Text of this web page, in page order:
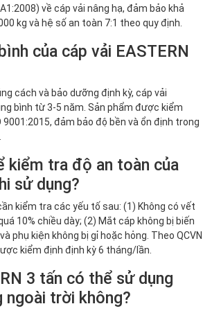
về cáp vải nâng hạ, đảm bảo khả
kg và hệ số an toàn 7:1 theo quy định.
của cáp vải EASTERN
cách và bảo dưỡng định kỳ, cáp vải
bình từ 3-5 năm. Sản phẩm được kiểm
đảm bảo độ bền và ổn định trong
kiểm tra độ an toàn của
sử dụng?
kiểm tra các yếu tố sau: (1) Không có vết
10% chiều dày; (2) Mắt cáp không bị biến
phụ kiện không bị gỉ hoặc hỏng. Theo QCVN
kiểm định định kỳ 6 tháng/lần.
3 tấn có thể sử dụng
trời không?